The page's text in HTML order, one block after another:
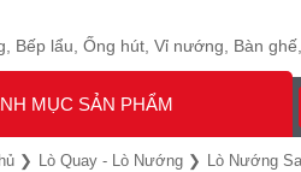
, Bếp lẩu, Ống hút, Vỉ nướng, Bàn ghế,
MỤC SẢN PHẨM
Lò Quay - Lò Nướng Lò Nướng